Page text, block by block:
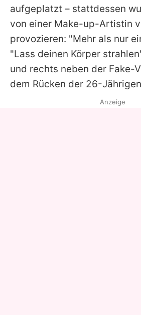
aufgeplatzt – stattdessen
von einer Make-up-Artistin
provozieren: "Mehr als nur
"Lass deinen Körper
und rechts neben der Fake-
dem Rücken der 26-
Anzeige